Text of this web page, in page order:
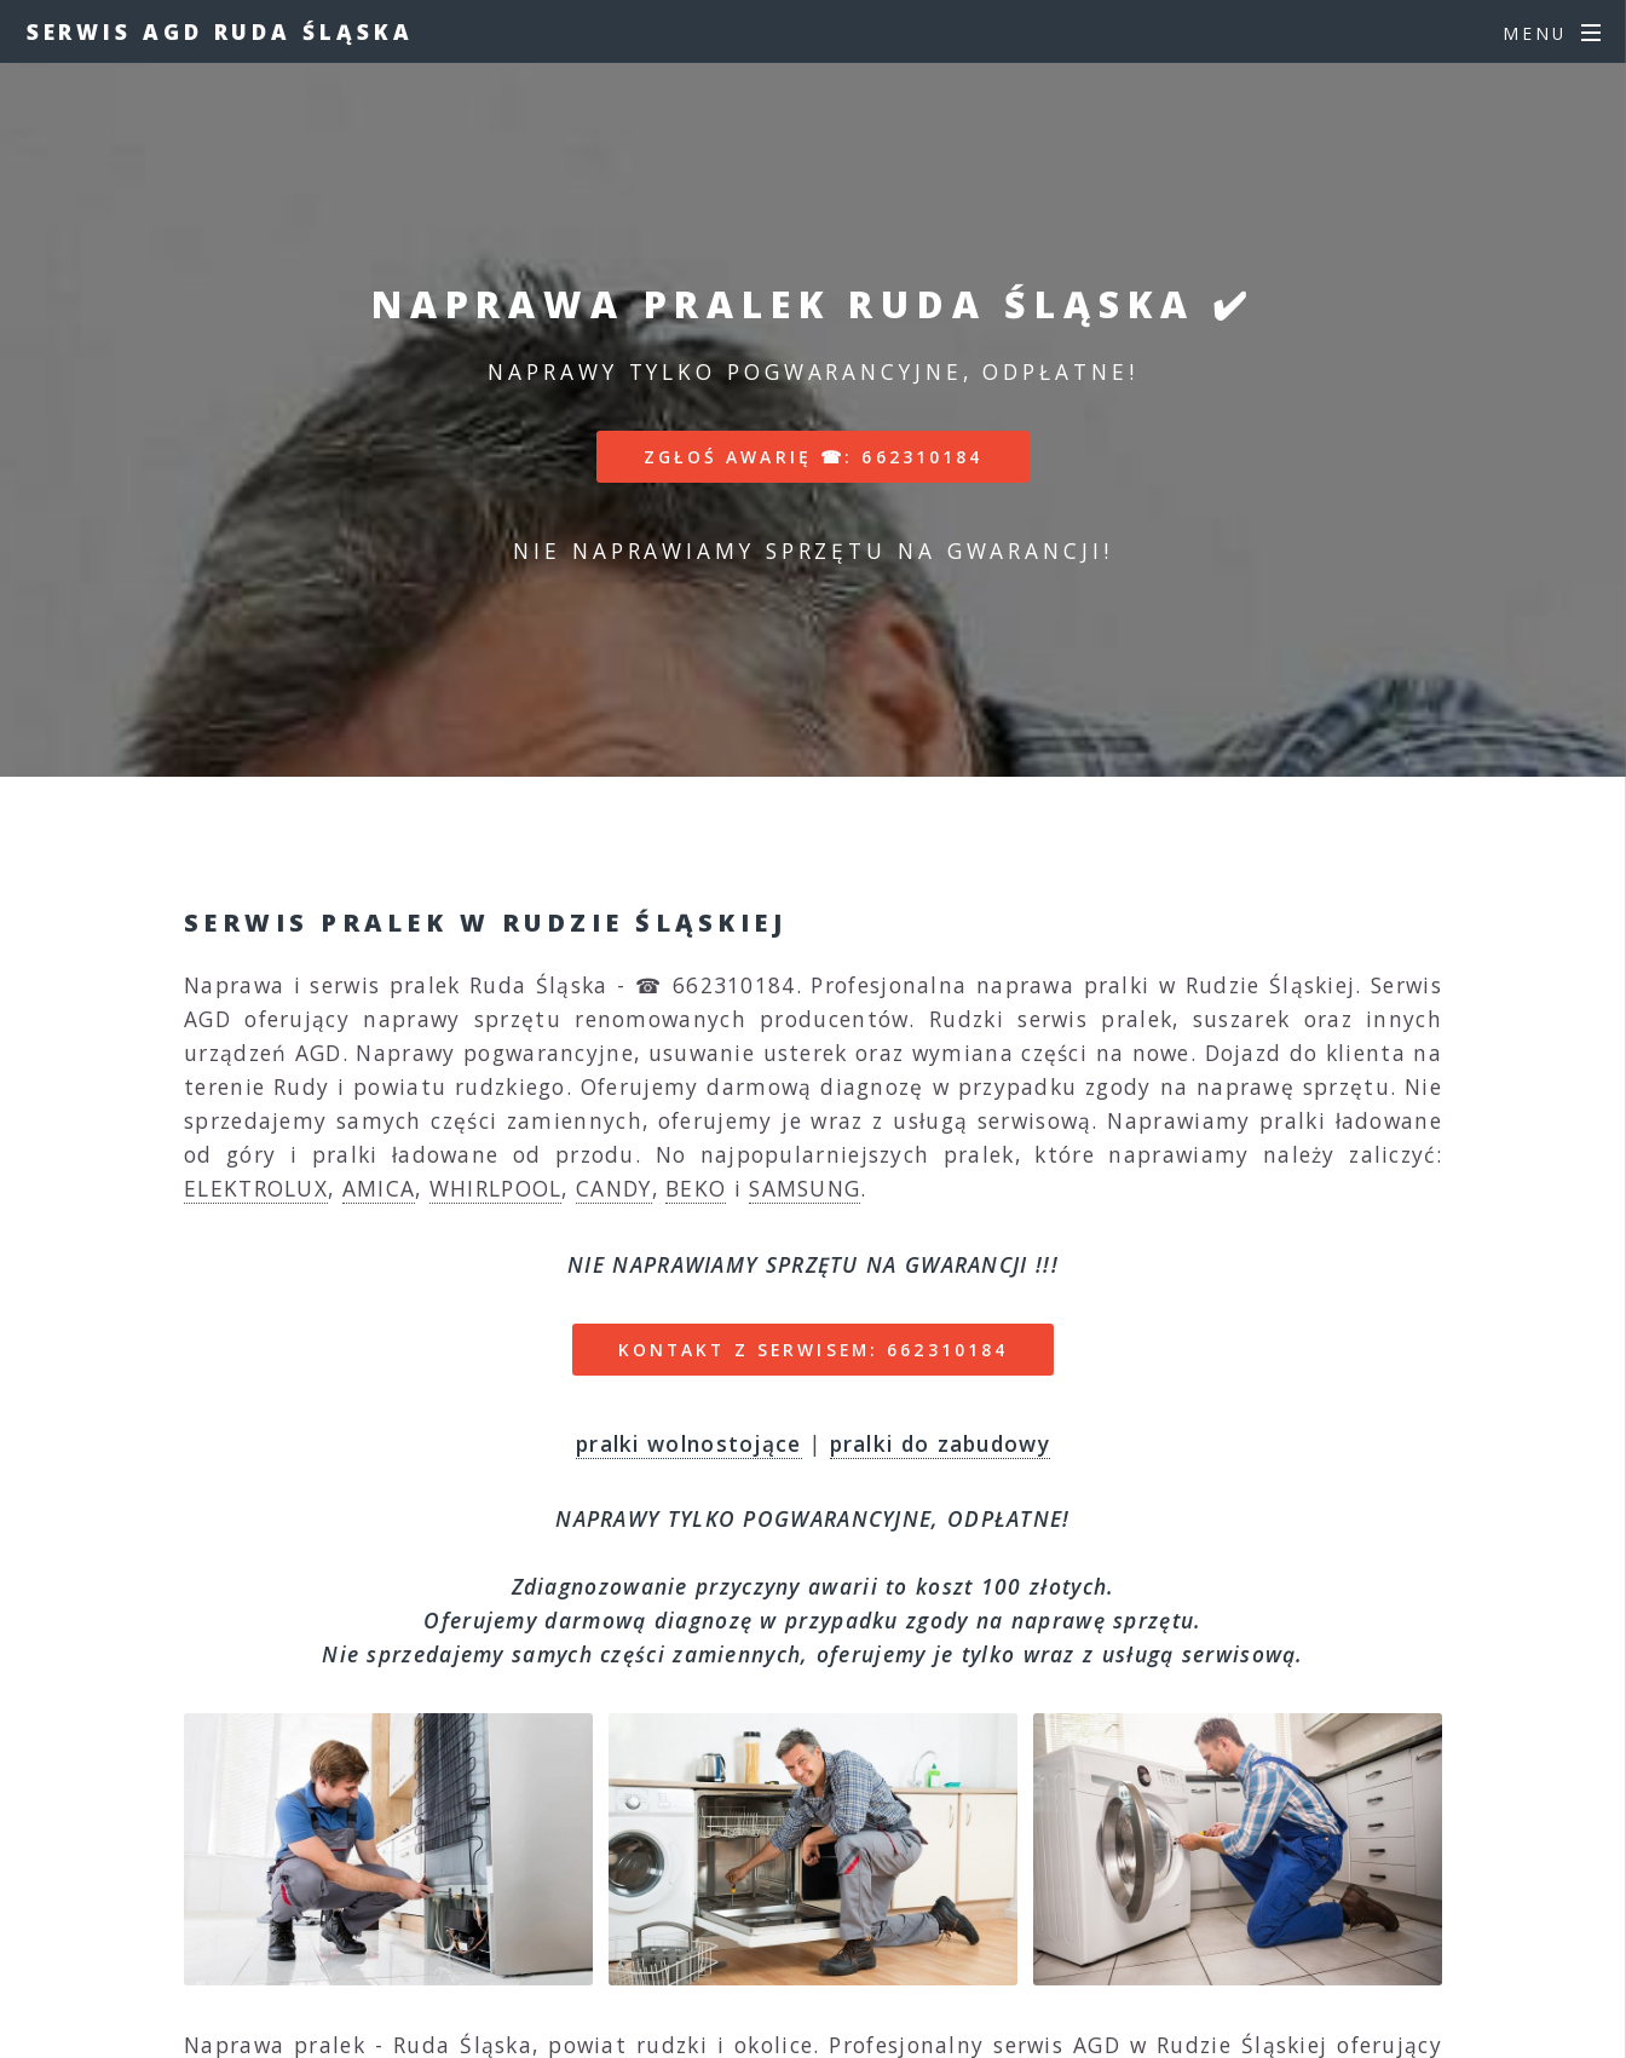
SERWIS AGD RUDA ŚLĄSKA MENU
NAPRAWA PRALEK RUDA ŚLĄSKA ✔️
NAPRAWY TYLKO POGWARANCYJNE, ODPŁATNE!
ZGŁOŚ AWARIĘ ☎: 662310184
NIE NAPRAWIAMY SPRZĘTU NA GWARANCJI!
SERWIS PRALEK W RUDZIE ŚLĄSKIEJ
Naprawa i serwis pralek Ruda Śląska - ☎ 662310184. Profesjonalna naprawa pralki w Rudzie Śląskiej. Serwis
AGD oferujący naprawy sprzętu renomowanych producentów. Rudzki serwis pralek, suszarek oraz innych
urządzeń AGD. Naprawy pogwarancyjne, usuwanie usterek oraz wymiana części na nowe. Dojazd do klienta na
terenie Rudy i powiatu rudzkiego. Oferujemy darmową diagnozę w przypadku zgody na naprawę sprzętu. Nie
sprzedajemy samych części zamiennych, oferujemy je wraz z usługą serwisową. Naprawiamy pralki ładowane
od góry i pralki ładowane od przodu. No najpopularniejszych pralek, które naprawiamy należy zaliczyć:
ELEKTROLUX, AMICA, WHIRLPOOL,CANDY, BEKO iSAMSUNG.
NIE NAPRAWIAMY SPRZĘTU NA GWARANCJI !!!
KONTAKT Z SERWISEM: 662310184
pralki wolnostojące | pralki do zabudowy
NAPRAWY TYLKO POGWARANCYJNE, ODPŁATNE!
Zdiagnozowanie przyczyny awarii to koszt 100 złotych.
Oferujemy darmową diagnozę w przypadku zgody na naprawę sprzętu.
Nie sprzedajemy samych części zamiennych, oferujemy je tylko wraz z usługą serwisową.
Naprawa pralek - Ruda Śląska, powiat rudzki i okolice. Profesjonalny serwis AGD w Rudzie Śląskiej oferujący